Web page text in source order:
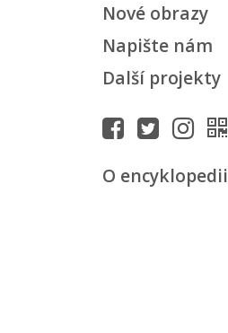
Nové obrazy
Napište nám
Další projekty
O encyklopedii